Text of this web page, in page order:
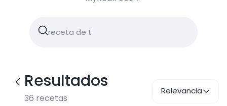
Resultados
36 recetas
Relevancia